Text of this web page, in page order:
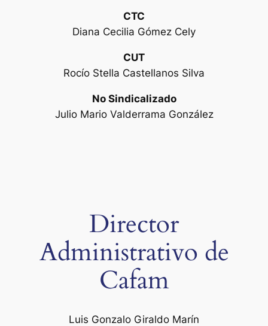
CTC
Diana Cecilia Gómez Cely
CUT
Rocío Stella Castellanos Silva
No Sindicalizado
Julio Mario Valderrama González
Director
Administrativo de
Cafam
Luis Gonzalo Giraldo Marín